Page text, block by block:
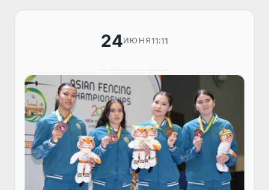
24ИЮНЯ11:11